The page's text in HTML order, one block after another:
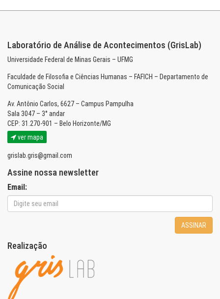
Laboratório de Análise de Acontecimentos (GrisLab)
Universidade Federal de Minas Gerais – UFMG
Faculdade de Filosofia e Ciências Humanas – FAFICH – Departamento de
Comunicação Social
Av. Antônio Carlos, 6627 – Campus Pampulha
Sala 3047 – 3° andar
CEP: 31.270-901 – Belo Horizonte/MG
ver mapa
grislab.gris@gmail.com
Assine nossa newsletter
Email:
ASSINAR
Realização